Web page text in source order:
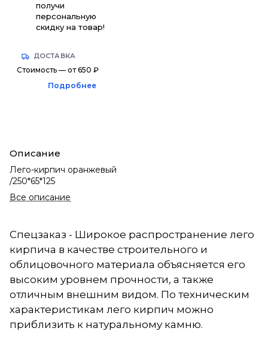
получи
персональную
скидку на товар!
ДОСТАВКА
Стоимость — от 650 ₽
Подробнее
Описание
Лего-кирпич оранжевый
/250*65*125
Все описание
Спецзаказ - Широкое распространение лего
кирпича в качестве строительного и
облицовочного материала объясняется его
высоким уровнем прочности, а также
отличным внешним видом. По техническим
характеристикам лего кирпич можно
приблизить к натуральному камню.